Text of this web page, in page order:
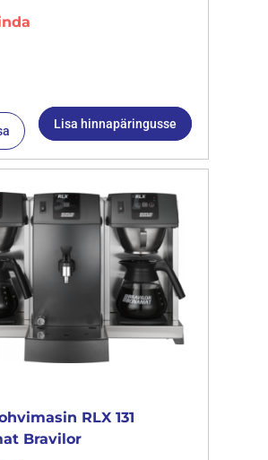
Lisa hinnapäringusse
RLX 131
Bravilor